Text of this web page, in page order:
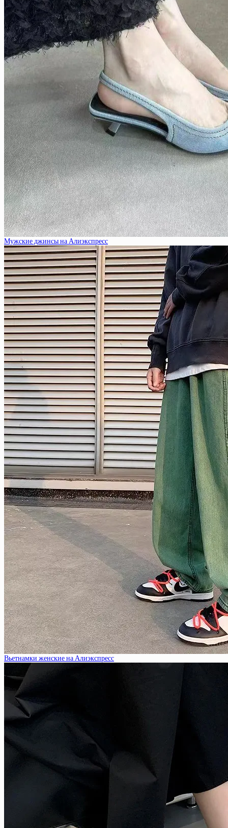
Мужские джинсы на Алиэкспресс
Вьетнамки женские на Алиэкспресс